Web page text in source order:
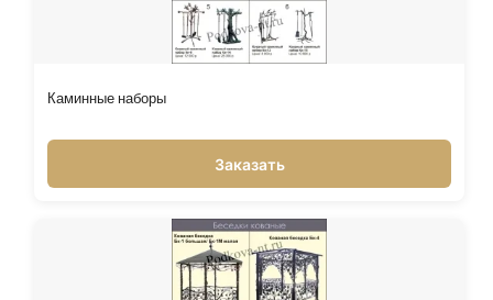
Каминные наборы
Заказать